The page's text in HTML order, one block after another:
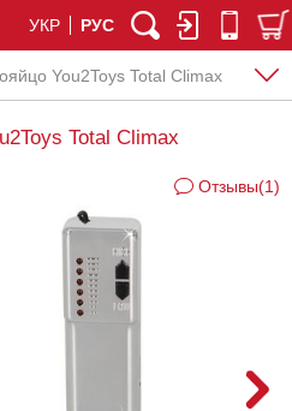
УКР РУС
You2Toys Total Climax
Total Climax
Отзывы(1)